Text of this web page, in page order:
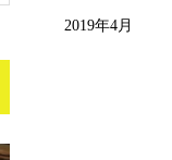
2019年4月